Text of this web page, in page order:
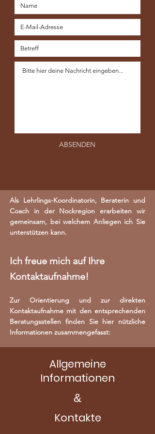
ABSENDEN
Als Lehrlings-Koordinatorin, Beraterin und
Coach in der Nockregion erarbeiten wir
gemeinsam, bei welchem Anliegen ich Sie
unterstützen kann.
Ich freue mich auf Ihre
Kontaktaufnahme!
Zur Orientierung und zur direkten
Kontaktaufnahme mit den entsprechenden
Beratungsstellen finden Sie hier nützliche
Informationen zusammengefasst:
Allgemeine
Informationen
&
Kontakte